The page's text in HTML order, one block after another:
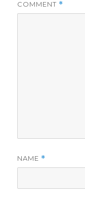
COMMENT *
NAME *